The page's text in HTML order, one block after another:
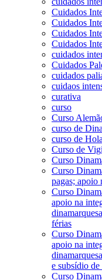
Cuidados
Cuidados
Cuidados
Cuidados
cuidados
Cuidados
cuidados
cuidaos
curativa
curso
Curso
curso de
curso de
Curso de
Curso
Curso
pagas; apoio
Curso
apoio na
férias
Curso
apoio na
e subsídio de
Curso